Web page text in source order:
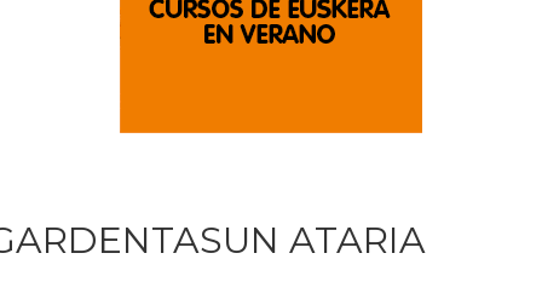
ATARIA